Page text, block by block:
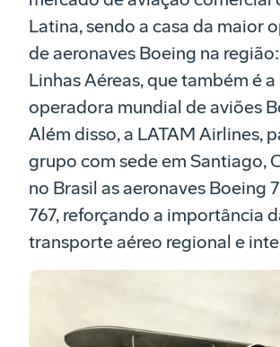
Latina, sendo a casa da maior
de aeronaves Boeing na
Linhas Aéreas, que também é a
operadora mundial de aviões
Além disso, a LATAM Airlines,
grupo com sede em Santiago,
no Brasil as aeronaves Boeing
767, reforçando a importância
transporte aéreo regional e